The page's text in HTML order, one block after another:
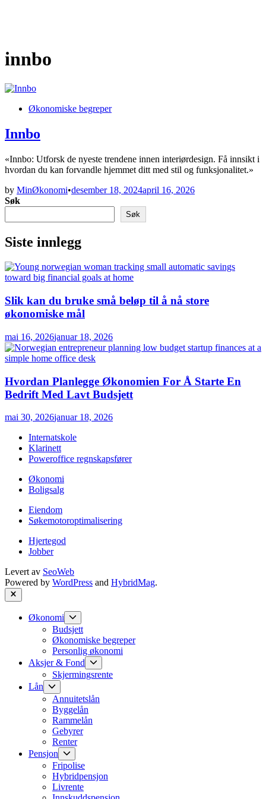
innbo
PostedØkonomiske begreper
Innbo
«Innbo: Utforsk de nyeste trendene innen interiørdesign. Få innsikt i
hvordan du kan forvandle hjemmet ditt med stil og funksjonalitet.»
by MinØkonomi•desember 18, 2024april 16, 2026
Søk
Søk
Siste innlegg
Slik kan du bruke små beløp til å nå store
økonomiske mål
mai 16, 2026januar 18, 2026
Hvordan Planlegge Økonomien For Å Starte En
Bedrift Med Lavt Budsjett
mai 30, 2026januar 18, 2026
Internatskole
Klarinett
Poweroffice regnskapsfører
Økonomi
Boligsalg
Eiendom
Søkemotoroptimalisering
Hjertegod
Jobber
Levert av SeoWeb
Powered by WordPress and HybridMag.
Close
Økonomi
sub
menu
Budsjett
Økonomiske begreper
Personlig økonomi
Aksjer & Fond
sub
menu
Skjermingsrente
Lån
Show
sub
menu
Annuitetslån
Byggelån
Rammelån
Gebyrer
Renter
Pensjon
sub
menu
Fripolise
Hybridpensjon
Livrente